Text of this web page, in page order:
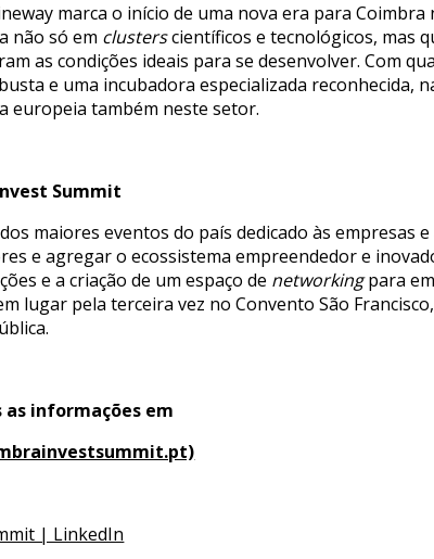
marca o início de uma nova era para
não só em clusterscientíficos e tecnológicos, mas
as condições ideais para se desenvolver. Com
e uma incubadora especializada reconhecida,
europeia também neste setor.
Summit
maiores eventos do país dedicado às
e agregar o ecossistema empreendedor e
e a criação de um espaço de networkingpara
lugar pela terceira vez no Convento São
informações em
| LinkedIn